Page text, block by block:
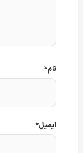
نام*
ایمیل*